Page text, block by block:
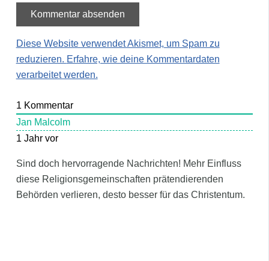
Diese Website verwendet Akismet, um Spam zu
reduzieren. Erfahre, wie deine Kommentardaten
verarbeitet werden.
1 Kommentar
Jan Malcolm
1 Jahr vor
Sind doch hervorragende Nachrichten! Mehr Einfluss
diese Religionsgemeinschaften prätendierenden
Behörden verlieren, desto besser für das Christentum.